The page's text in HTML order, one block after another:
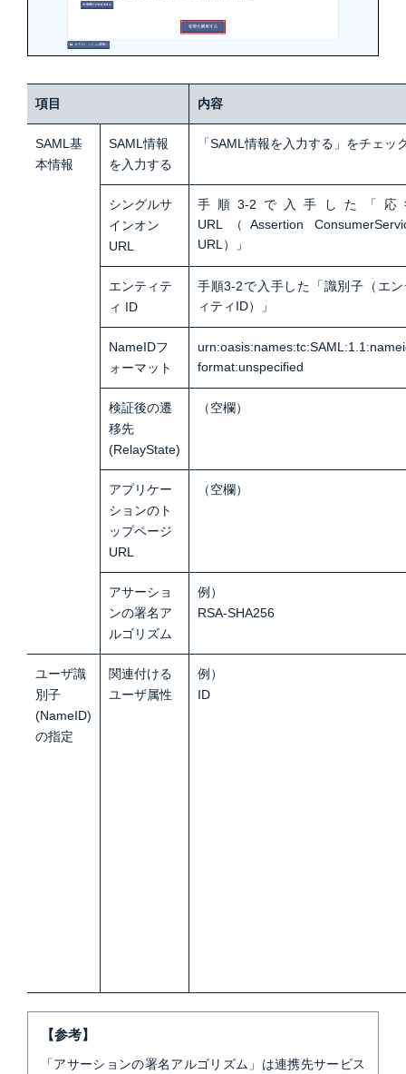
項目 内容
SAML基
本情報
SAML情報
を入力する
「SAML情報を入力する」をチェッ
シングルサ
インオン
URL
手順3-2で入手した「応
URL（Assertion
URL）」
エンティテ
ィ ID
手順3-2で入手した「識別子（エン
ィティID）」
NameIDフ
ォーマット
format:unspecified
検証後の遷
移先
(RelayState)
（空欄）
アプリケー
ションのト
ップページ
URL
（空欄）
アサーショ
ンの署名ア
ルゴリズム
例）
RSA-SHA256
ユーザ識
別子
(NameID)
の指定
関連付ける
ユーザ属性
例）
ID
【参考】
「アサーションの署名アルゴリズム」は連携先サービス